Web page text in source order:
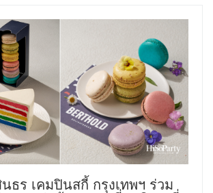
ธร เคมปินสกี้ กรุงเทพฯ ร่วม